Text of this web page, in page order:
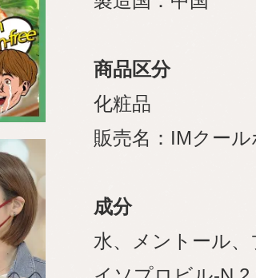
商品区分
化粧品
販売名：IMクー
成分
水、メントール